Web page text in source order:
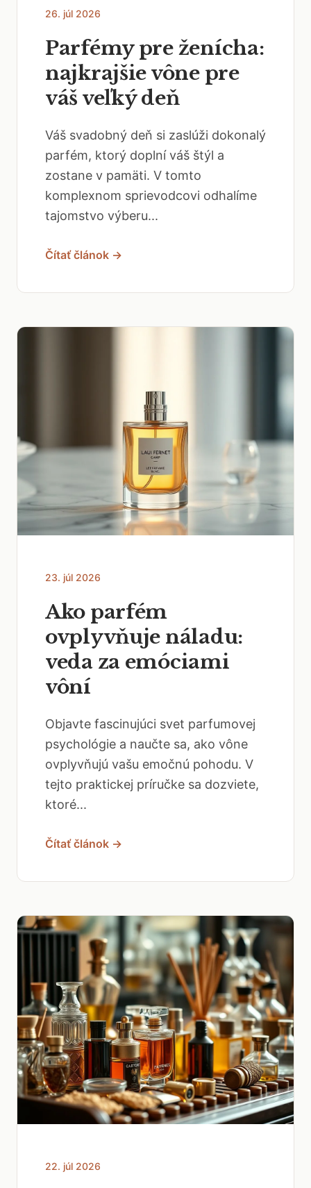
26. júl 2026
Parfémy pre ženícha:
najkrajšie vône pre
váš veľký deň
Váš svadobný deň si zaslúži dokonalý
parfém, ktorý doplní váš štýl a
zostane v pamäti. V tomto
komplexnom sprievodcovi odhalíme
tajomstvo výberu...
Čítať článok →
23. júl 2026
Ako parfém
ovplyvňuje náladu:
veda za emóciami
vôní
Objavte fascinujúci svet parfumovej
psychológie a naučte sa, ako vône
ovplyvňujú vašu emočnú pohodu. V
tejto praktickej príručke sa dozviete,
ktoré...
Čítať článok →
22. júl 2026